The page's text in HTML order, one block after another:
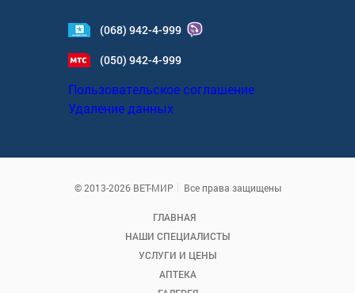
(068) 942-4-999
(050) 942-4-999
Пользовательское соглашение
Удаление данных
© 2013-2026 ВЕТ-МИР Все права защищены
ГЛАВНАЯ
НАШИ СПЕЦИАЛИСТЫ
УСЛУГИ И ЦЕНЫ
АПТЕКА